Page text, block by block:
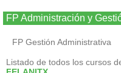
FP Administración y
FP Gestión Administrativa
Listado de todos los cursos